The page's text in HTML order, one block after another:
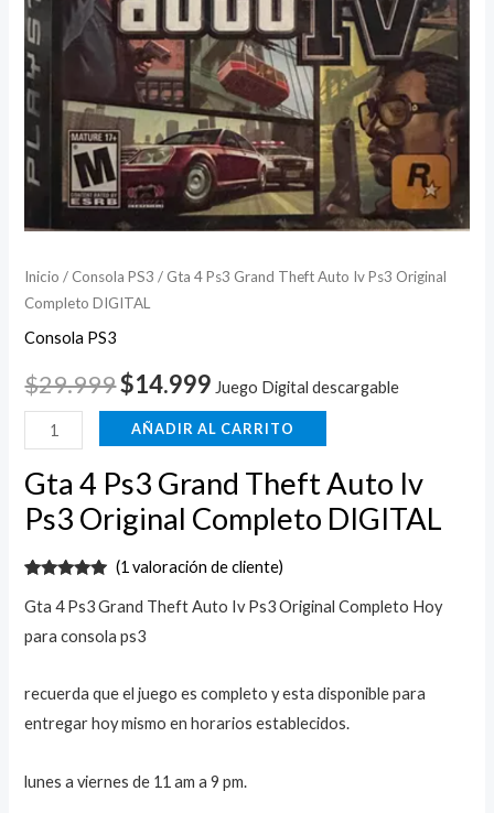
Inicio / Consola PS3 / Gta 4 Ps3 Grand Theft Auto Iv Ps3 Original
Completo DIGITAL
Consola PS3
$29.999$14.999 Juego Digital descargable
DIGITAL
cantidad
AÑADIR AL CARRITO
Gta 4 Ps3 Grand Theft Auto Iv
Ps3 Original Completo DIGITAL
con 5.00de
avaloración
(1 valoración de cliente)
Gta 4 Ps3 Grand Theft Auto Iv Ps3 Original Completo Hoy
para consola ps3
recuerda que el juego es completo y esta disponible para
entregar hoy mismo en horarios establecidos.
lunes a viernes de 11 am a 9 pm.